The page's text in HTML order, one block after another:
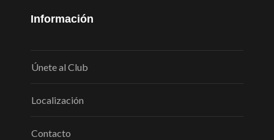
Información
Únete al Club
Localización
Contacto